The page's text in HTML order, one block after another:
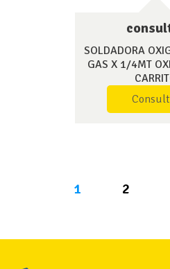
SOLDADORA
GAS X 1/4MT
1 2